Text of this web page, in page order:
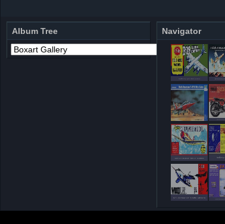
Album Tree Navigator